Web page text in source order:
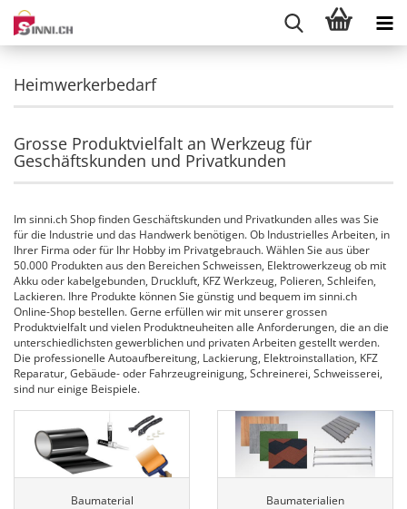
Heimwerkerbedarf
Grosse Produktvielfalt an Werkzeug für
Geschäftskunden und Privatkunden
Im sinni.ch Shop finden Geschäftskunden und Privatkunden alles was Sie
für die Industrie und das Handwerk benötigen. Ob Industrielles Arbeiten, in
Ihrer Firma oder für Ihr Hobby im Privatgebrauch. Wählen Sie aus über
50.000 Produkten aus den Bereichen Schweissen, Elektrowerkzeug ob mit
Akku oder kabelgebunden, Druckluft, KFZ Werkzeug, Polieren, Schleifen,
Lackieren. Ihre Produkte können Sie günstig und bequem im sinni.ch
Online-Shop bestellen. Gerne erfüllen wir mit unserer grossen
Produktvielfalt und vielen Produktneuheiten alle Anforderungen, die an die
unterschiedlichsten gewerblichen und privaten Arbeiten gestellt werden.
Die professionelle Autoaufbereitung, Lackierung, Elektroinstallation, KFZ
Reparatur, Gebäude- oder Fahrzeugreinigung, Schreinerei, Schweisserei,
sind nur einige Beispiele.
Baumaterial Baumaterialien